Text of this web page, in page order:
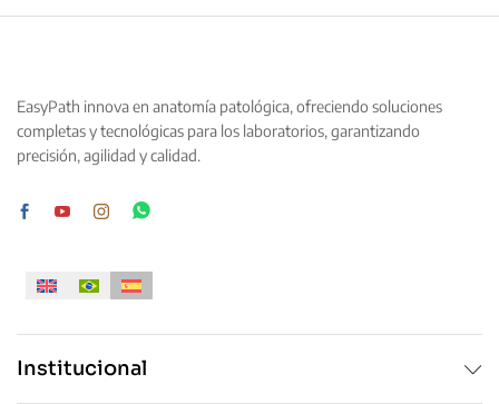
múltiples
se
pueden
elegir
la
producto
EasyPath innova en anatomía patológica, ofreciendo soluciones
completas y tecnológicas para los laboratorios, garantizando
precisión, agilidad y calidad.
Institucional